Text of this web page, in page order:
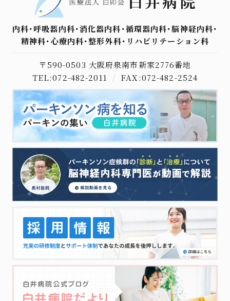
内科･呼吸器内科･消化器内科･循環器内科･脳神経内科･
精神科･心療内科･整形外科･リハビリテーション科
〒590-0503 大阪府泉南市新家2776番地
TEL:072-482-2011
/ FAX:072-482-2524